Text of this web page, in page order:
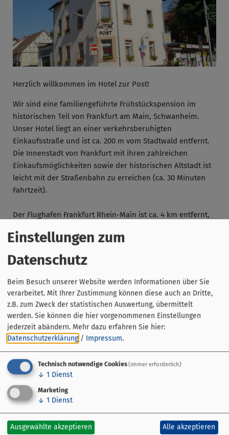
Herzlich willkommen im Hotel zur Post!
Wir sind eine familiengeführte Frühstückspension im
historischen Teil von Frankfurt am Main, Schwanheim.
Unser Hotel liegt an einer verkehrsberuhigten
Einkaufsstraße und ist ca. 200 m vom Stadtwald entfernt.
Die Innenstadt von Frankfurt mit ihren zahlreichen
Einkaufsmöglichkeiten sowie der historischen Altstadt ist
leicht mit der Straßenbahn zu erreichen (ca. 30 Minuten
Fahrtzeit).
Der Flughafen Frankfurt Rhein-Main ist ca. 4 km entfernt,
Online Buchen
Einstellungen zum
Datenschutz
Beim Besuch unserer Website werden Informationen über Sie
verarbeitet. Mit Ihrer Zustimmung können diese auch an Dritte,
z.B. zum Zweck der statistischen Auswertung, übermittelt
werden. Sie können die hier vorgenommenen Einstellungen
jederzeit abändern. Mehr dazu erfahren Sie hier:
Datenschutzerklärung / Impressum.
Technisch notwendige Cookies(immer erforderlich)
↓ 1 Dienst
Marketing
↓ 1 Dienst
Ausgewählte akzeptieren Alle akzeptieren